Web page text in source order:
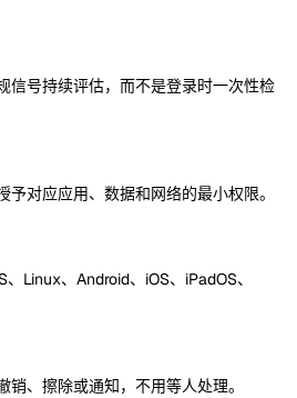
信号持续评估，而不是登录时一次性检
予对应应用、数据和网络的最小权限。
Linux、Android、iOS、iPadOS、
、擦除或通知，不用等人处理。